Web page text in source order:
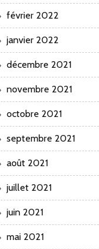
février 2022
janvier 2022
décembre 2021
novembre 2021
octobre 2021
septembre 2021
août 2021
juillet 2021
juin 2021
mai 2021